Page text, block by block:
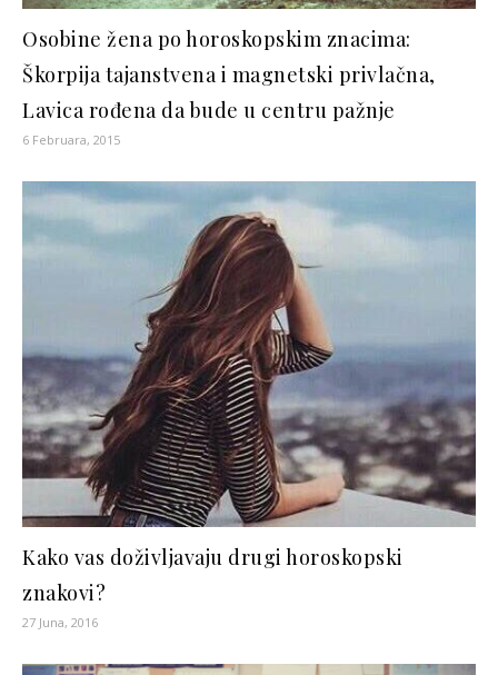
Osobine žena po horoskopskim znacima:
Škorpija tajanstvena i magnetski privlačna,
Lavica rođena da bude u centru pažnje
6 Februara, 2015
Kako vas doživljavaju drugi horoskopski
znakovi?
27 Juna, 2016